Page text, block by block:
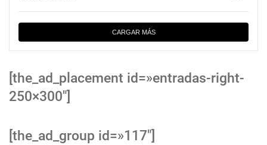
CARGAR MÁS
[the_ad_placement id=»entradas-right-
250×300″]
[the_ad_group id=»117″]